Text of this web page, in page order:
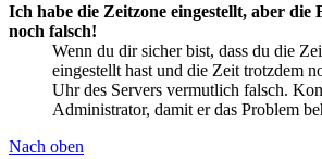
Ich habe die Zeitzone eingestellt, aber
noch falsch!
Wenn du dir sicher bist, dass du die
eingestellt hast und die Zeit trotzdem
Uhr des Servers vermutlich falsch.
Administrator, damit er das Problem
Nach oben